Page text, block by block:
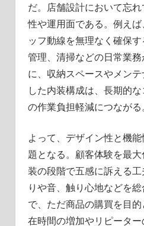
だ。店舗設計において忘
性や運用面である。例え
ッフ動線を無理なく確保
管理、清掃などの日常業
に、収納スペースやメン
した内装構成は、長期的
の作業負担軽減につながる。
よって、デザイン性と機
題となる。顧客体験を最
装の段階で五感に訴える
りや音、触り心地などを
で、ただ商品の購買を目
在時間の増加やリピーター